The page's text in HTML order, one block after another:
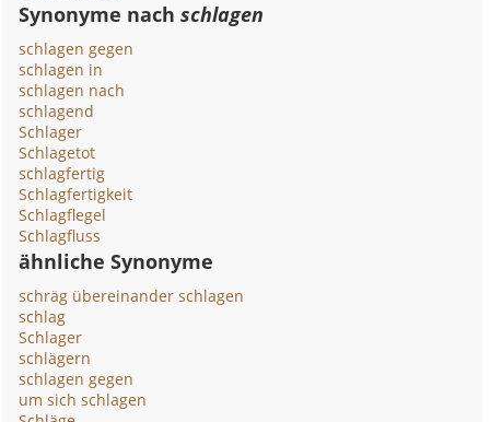
Synonyme nachschlagen
schlagen gegen
schlagen in
schlagen nach
schlagend
Schlager
Schlagetot
schlagfertig
Schlagfertigkeit
Schlagflegel
Schlagfluss
ähnliche Synonyme
schräg übereinander schlagen
schlag
Schlager
schlägern
schlagen gegen
um sich schlagen